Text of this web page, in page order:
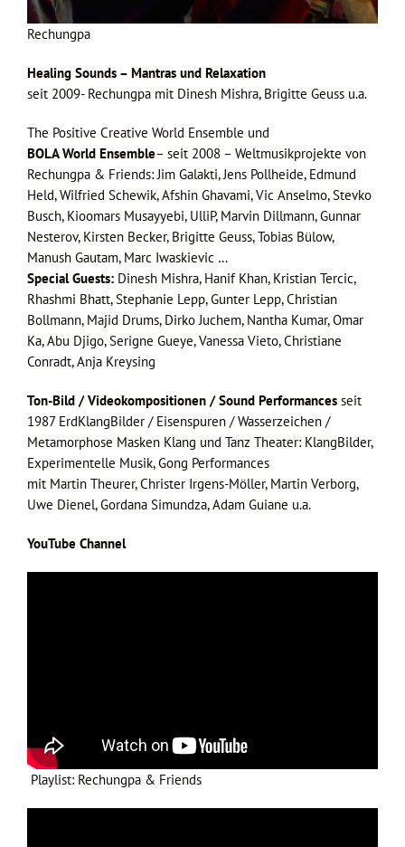
Rechungpa
Healing Sounds – Mantras und Relaxation
seit 2009- Rechungpa mit Dinesh Mishra, Brigitte Geuss u.a.
The Positive Creative World Ensemble und
BOLA World Ensemble– seit 2008 – Weltmusikprojekte von
Rechungpa & Friends: Jim Galakti, Jens Pollheide, Edmund
Held, Wilfried Schewik, Afshin Ghavami, Vic Anselmo, Stevko
Busch, Kioomars Musayyebi, UlliP, Marvin Dillmann, Gunnar
Nesterov, Kirsten Becker, Brigitte Geuss, Tobias Bülow,
Manush Gautam, Marc Iwaskievic …
Special Guests: Dinesh Mishra, Hanif Khan, Kristian Tercic,
Rhashmi Bhatt, Stephanie Lepp, Gunter Lepp, Christian
Bollmann, Majid Drums, Dirko Juchem, Nantha Kumar, Omar
Ka, Abu Djigo, Serigne Gueye, Vanessa Vieto, Christiane
Conradt, Anja Kreysing
Ton-Bild / Videokompositionen / Sound Performances seit
1987 ErdKlangBilder / Eisenspuren / Wasserzeichen /
Metamorphose Masken Klang und Tanz Theater: KlangBilder,
Experimentelle Musik, Gong Performances
mit Martin Theurer, Christer Irgens-Möller, Martin Verborg,
Uwe Dienel, Gordana Simundza, Adam Guiane u.a.
YouTube Channel
Playlist: Rechungpa & Friends